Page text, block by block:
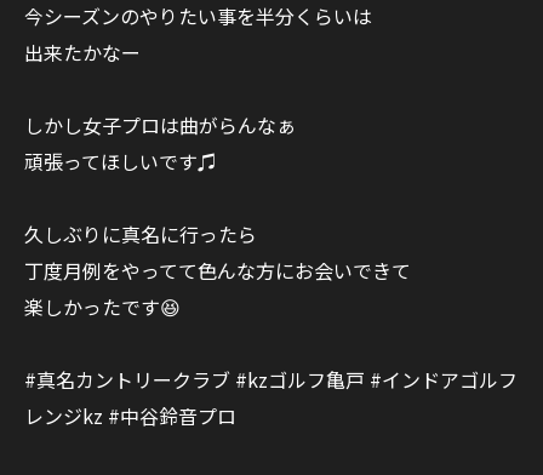
今シーズンのやりたい事を半分くらいは
出来たかなー
しかし女子プロは曲がらんなぁ
頑張ってほしいです♫
久しぶりに真名に行ったら
丁度月例をやってて色んな方にお会いできて
楽しかったです😆
#真名カントリークラブ #kzゴルフ亀戸 #インドアゴルフ
レンジkz #中谷鈴音プロ